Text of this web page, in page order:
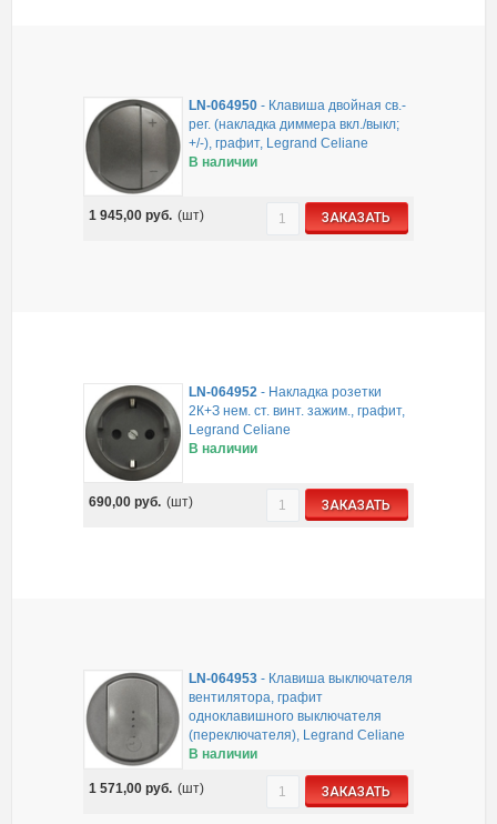
LN-064950 - Клавиша двойная св.-
рег. (накладка диммера вкл./выкл;
+/-), графит, Legrand Celiane
В наличии
1 945,00руб. (шт) ЗАКАЗАТЬ
LN-064952 - Накладка розетки
2К+З нем. ст. винт. зажим., графит,
Legrand Celiane
В наличии
690,00руб. (шт) ЗАКАЗАТЬ
LN-064953 - Клавиша выключателя
вентилятора, графит
одноклавишного выключателя
(переключателя), Legrand Celiane
В наличии
1 571,00руб. (шт) ЗАКАЗАТЬ